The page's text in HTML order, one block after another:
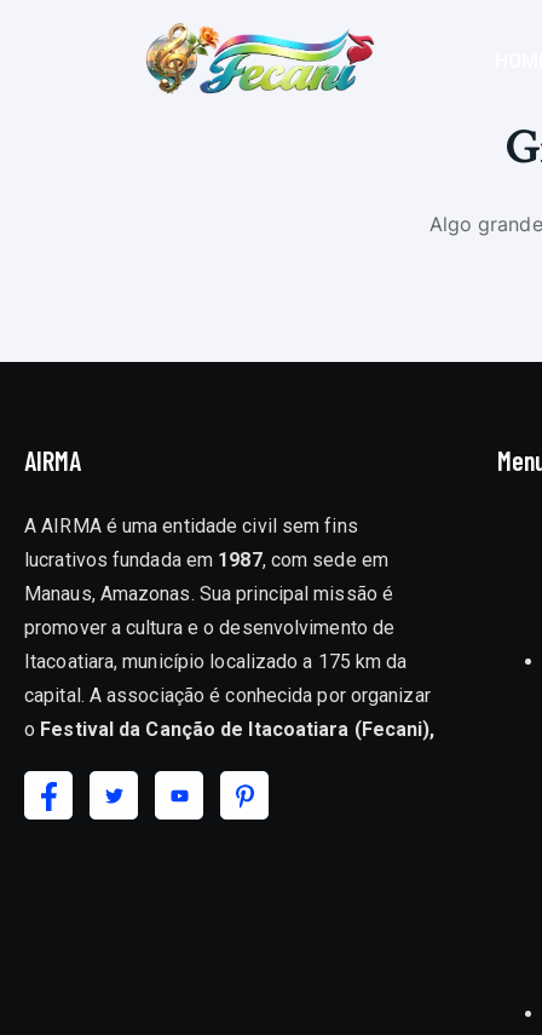
Algo
AIRMA
A AIRMA é uma entidade civil sem fins
lucrativos fundada em 1987, com sede em
Manaus, Amazonas. Sua principal missão é
promover a cultura e o desenvolvimento de
Itacoatiara, município localizado a 175 km da
capital. A associação é conhecida por organizar
o Festival da Canção de Itacoatiara (Fecani),